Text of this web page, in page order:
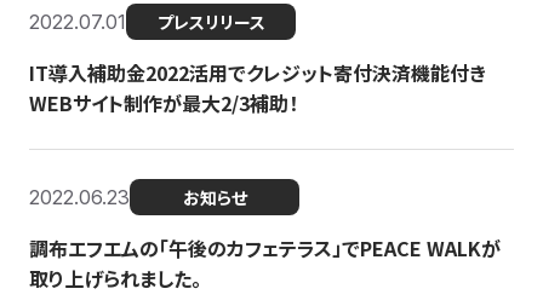
2022.07.01 プレスリリース
IT導入補助金2022活用でクレジット寄付決済機能付き
WEBサイト制作が最大2/3補助！
2022.06.23 お知らせ
調布エフエムの「午後のカフェテラス」でPEACE WALKが
取り上げられました。